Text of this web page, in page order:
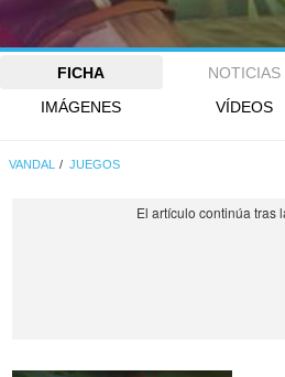
FICHA NOTICIAS
IMÁGENES
VÍDEOS
VANDAL JUEGOS